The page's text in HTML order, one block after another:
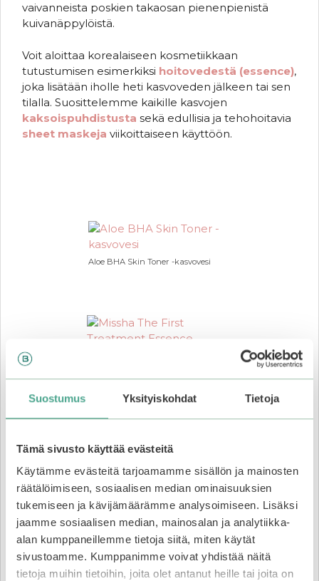
Suostumus Yksityiskohdat Tietoja
Tämä sivusto käyttää evästeitä
Käytämme evästeitä tarjoamamme sisällön ja mainosten
räätälöimiseen, sosiaalisen median ominaisuuksien
tukemiseen ja kävijämäärämme analysoimiseen. Lisäksi
jaamme sosiaalisen median, mainosalan ja analytiikka-
alan kumppaneillemme tietoja siitä, miten käytät
sivustoamme. Kumppanimme voivat yhdistää näitä
tietoja muihin tietoihin, joita olet antanut heille tai joita on
vaivanneista poskien takaosan pienenpienistä
kuivanäppylöistä.
Voit aloittaa korealaiseen kosmetiikkaan
tutustumisen esimerkiksi hoitovedestä (essence),
joka lisätään iholle heti kasvoveden jälkeen tai sen
tilalla. Suosittelemme kaikille kasvojen
kaksoispuhdistusta sekä edullisia ja tehohoitavia
sheet maskeja viikoittaiseen käyttöön.
Aloe BHA Skin Toner -kasvovesi
Intensive Moist -hoitovesi